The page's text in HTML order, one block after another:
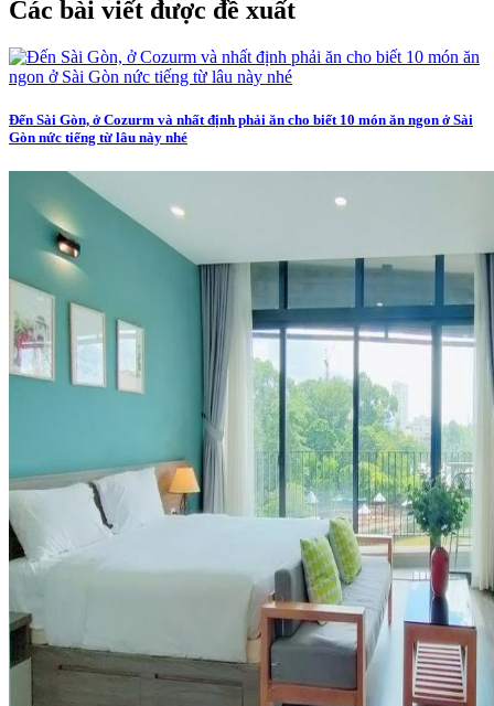
Các bài viết được đề xuất
Đến Sài Gòn, ở Cozurm và nhất định phải ăn cho biết 10 món ăn ngon ở Sài
Gòn nức tiếng từ lâu này nhé